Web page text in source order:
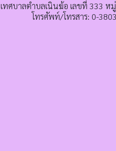
เทศบาลตำบลเนินฆ้อ เลขที่ 333 ห
โทรศัพท์/โทรสาร: 0-